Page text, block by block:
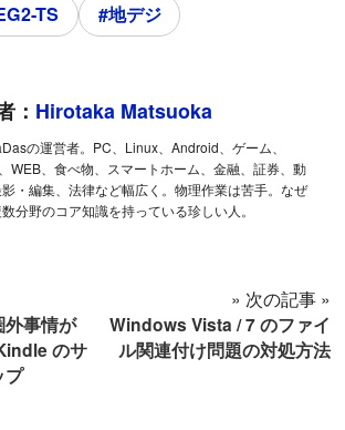
TS #地デジ
： Hirotaka Matsuoka
の運営者。PC、Linux、Android、ゲーム、
WEB、食べ物、スマートホーム、金融、証券、動
・編集、法律など幅広く。物理作業は苦手。なぜ
分野のコア知識を持っている珍しい人。
事情が
のサ
プ
» 次の記事 »
Windows Vista / 7 のファイ
ル関連付け問題の対処方法